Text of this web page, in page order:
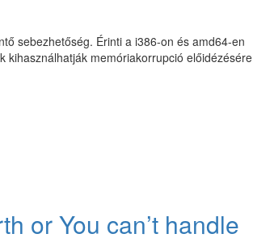
sebezhetőség. Érinti a i386-on és amd64-en
kihasználhatják memóriakorrupció előidézésére
or You can’t handle